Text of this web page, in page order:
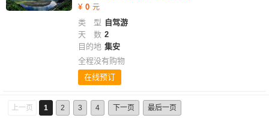
0
类 型 自驾游
天 数 2
目的地 集安
全程没有购物
在线预订
上一页 1 2 3 4 下一页 最后一页